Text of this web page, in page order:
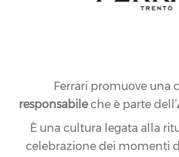
Ferrari promuove una
responsabileche è parte dell’
È una cultura legata alla
celebrazione dei momenti